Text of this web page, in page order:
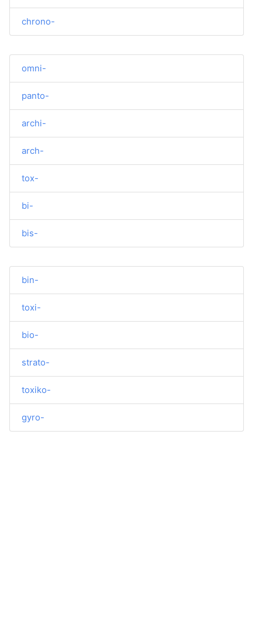
chrono-
omni-
panto-
archi-
arch-
tox-
bi-
bis-
bin-
toxi-
bio-
strato-
toxiko-
gyro-